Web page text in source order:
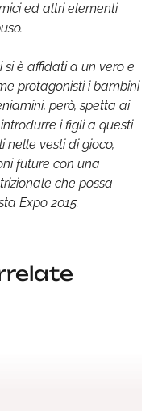
ed altri elementi
si è affidati a un vero e
protagonisti i bambini
però, spetta ai
i figli a questi
nelle vesti di gioco,
future con una
che possa
Expo 2015.